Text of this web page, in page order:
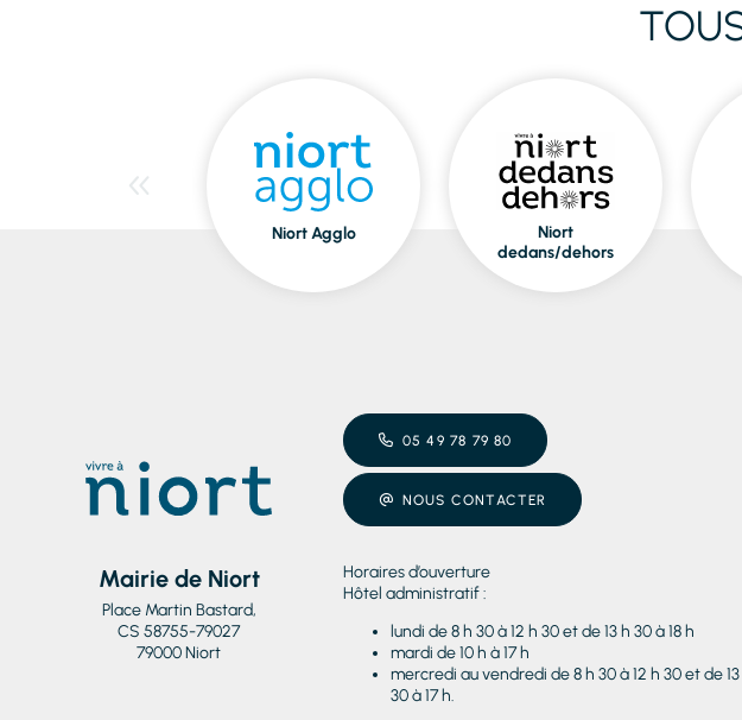
Niort Agglo
Niort
dedans/dehors
Mairie de Niort
Place Martin Bastard,
CS 58755-79027
79000 Niort
05 49 78 79 80
NOUS CONTACTER
Horaires d’ouverture
Hôtel administratif :
lundi de 8 h 30 à 12 h 30 et de 13 h 30 à 18 h
mardi de 10 h à 17 h
mercredi au vendredi de 8 h 30 à 12 h 30 et de 13
30 à 17 h.